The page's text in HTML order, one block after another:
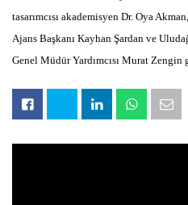
tasarımcısı akademisyen Dr. Oya
Ajans Başkanı Kayhan Şardan ve
Genel Müdür Yardımcısı Murat Zengin